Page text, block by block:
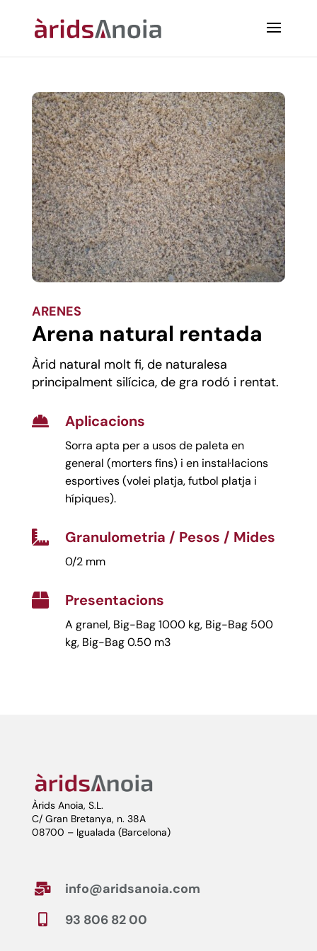
ARENES
Arena natural rentada
Àrid natural molt fi, de naturalesa
principalment silícica, de gra rodó i rentat.
 Aplicacions
Sorra apta per a usos de paleta en
general (morters fins) i en instal·lacions
esportives (volei platja, futbol platja i
hípiques).
 Granulometria / Pesos / Mides
0/2 mm
 Presentacions
A granel, Big-Bag 1000 kg, Big-Bag 500
kg, Big-Bag 0.50 m3
Àrids Anoia, S.L.
C/ Gran Bretanya, n. 38A
08700 – Igualada (Barcelona)
 info@aridsanoia.com
 93 806 82 00